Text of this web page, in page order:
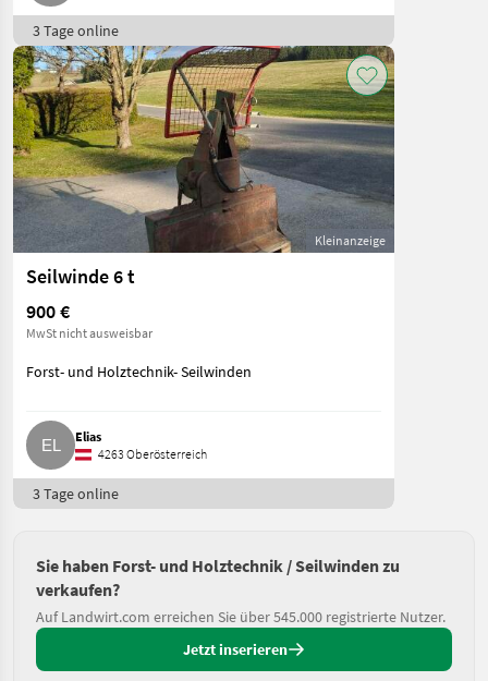
3 Tage online
Kleinanzeige
Seilwinde 6 t
900 €
MwSt nicht ausweisbar
Forst- und Holztechnik- Seilwinden
Elias
4263 Oberösterreich
3 Tage online
Sie haben Forst- und Holztechnik / Seilwinden zu
verkaufen?
Auf Landwirt.com erreichen Sie über 545.000 registrierte Nutzer.
Jetzt inserieren